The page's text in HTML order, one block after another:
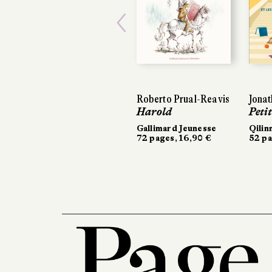
Roberto Prual-Reavis
Harold
Gallimard Jeunesse
72 pages, 16,90 €
Petit
Qilinn
52
Petit
Qilinn
52
Previous